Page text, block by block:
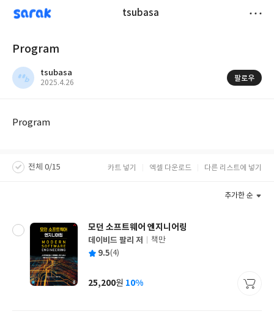
sarak tsubasa
Program
tsubasa
작
2025.4.26
팔로우
Program
전체 0/15 카트 넣기 엑셀 다운로드 다른 리스트에 넣기
추가한 순
모던 소프트웨어 엔지니어링
글
쓴
데이비드 팔리 저
출
사
책만
평 9.5(4)
가
25,200원 10%